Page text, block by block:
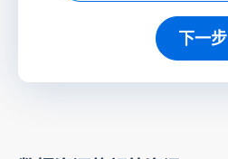
下一步